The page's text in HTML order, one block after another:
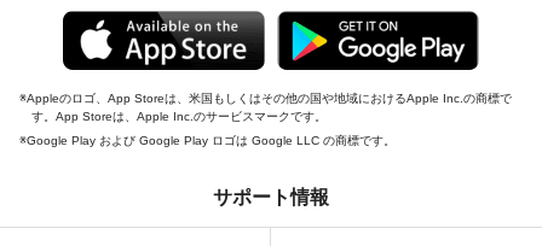
Appleのロゴ、App Storeは、米国もしくはその他の国や地域におけるApple Inc.の商標で
す。App Storeは、Apple Inc.のサービスマークです。
Google Play および Google Play ロゴは Google LLC の商標です。
サポート情報